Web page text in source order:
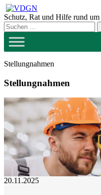
Zum
Inhalt
springen
Schutz, Rat und Hilfe rund
Stellungnahmen
Stellungnahmen
20.11.2025